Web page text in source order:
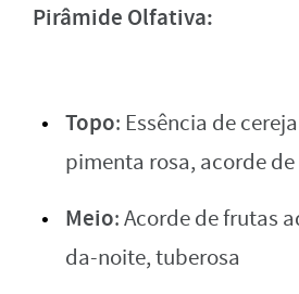
Pirâmide Olfativa:
Topo: Essência de
pimenta rosa, acorde de
Meio: Acorde de frutas
da-noite, tuberosa